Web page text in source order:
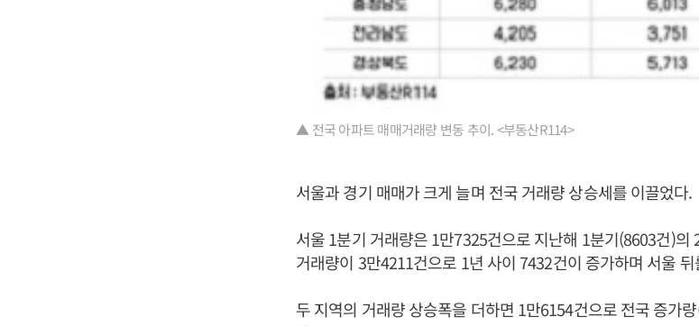
▲ 전국 아파트 매매거래량 변동 추이. <부동산R114>
서울과 경기 매매가 크게 늘며 전국 거래량 상승세를 이끌었다.
서울 1분기 거래량은 1만7325건으로 지난해 1분기(8603건)의
거래량이 3만4211건으로 1년 사이 7432건이 증가하며 서울
두 지역의 거래량 상승폭을 더하면 1만6154건으로 전국 증가